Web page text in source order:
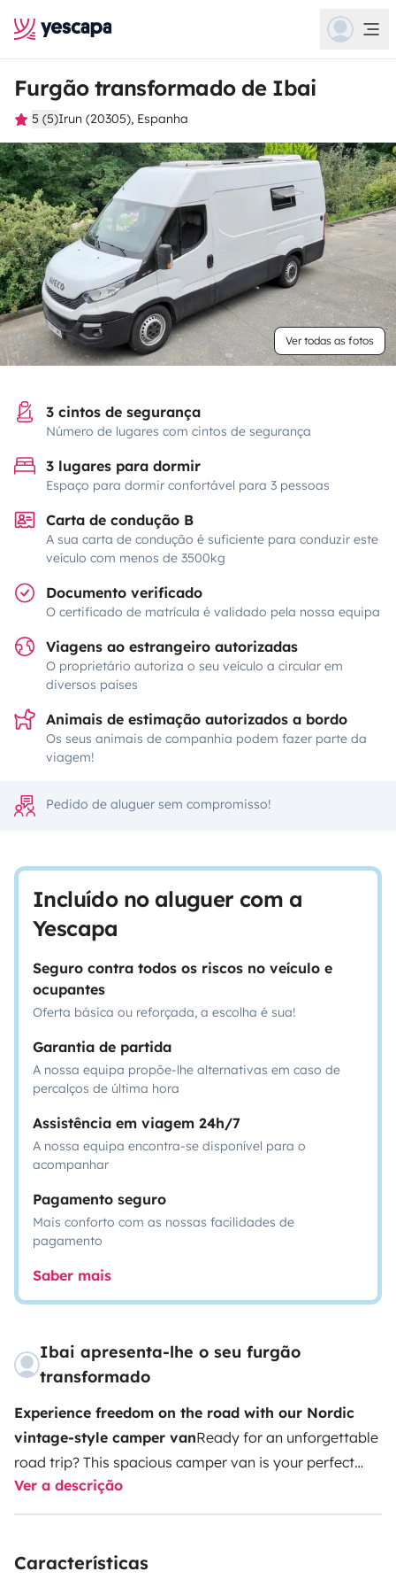
Furgão transformado de Ibai
5 (5)Irun (20305), Espanha
Ver todas as fotos
3 cintos de segurança
Número de lugares com cintos de segurança
3 lugares para dormir
Espaço para dormir confortável para 3 pessoas
Carta de condução B
A sua carta de condução é suficiente para conduzir este
veículo com menos de 3500kg
Documento verificado
O certificado de matrícula é validado pela nossa equipa
Viagens ao estrangeiro autorizadas
O proprietário autoriza o seu veículo a circular em
diversos países
Animais de estimação autorizados a bordo
Os seus animais de companhia podem fazer parte da
viagem!
Pedido de aluguer sem compromisso!
Incluído no aluguer com a
Yescapa
Seguro contra todos os riscos no veículo e
ocupantes
Oferta básica ou reforçada, a escolha é sua!
Garantia de partida
A nossa equipa propõe-lhe alternativas em caso de
percalços de última hora
Assistência em viagem 24h/7
A nossa equipa encontra-se disponível para o
acompanhar
Pagamento seguro
Mais conforto com as nossas facilidades de
pagamento
Saber mais
Ibai apresenta-lhe o seu furgão
transformado
Experience freedom on the road with our Nordic
vintage-style camper vanReady for an unforgettable
road trip? This spacious camper van is your perfect
travel companion — stylish, fully autonomous, and
designed for comfort. With a charming Nordic vintage
feels like home.With
Ver a descrição
Características